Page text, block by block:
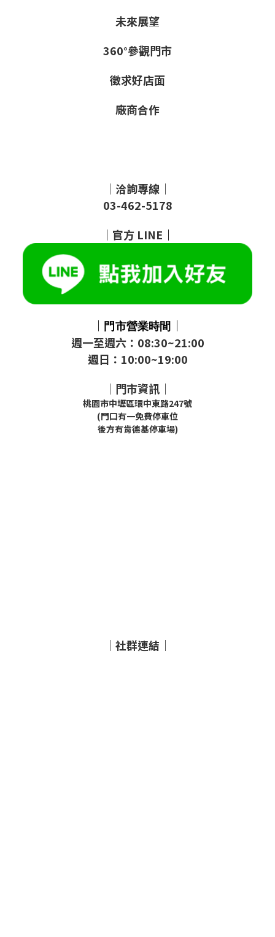
未來展望
360°參觀門市
徵求好店面
廠商合作
｜洽詢專線｜
03-462-5178
｜ 官方 LINE ｜
｜ 門市營業時間 ｜
週一至週六：08:30~21:00
週日：10:00~19:00
｜門市資訊｜
桃園市中壢區環中東路247號
(門口有一免費停車位
後方有肯德基停車場)
｜社群連結｜